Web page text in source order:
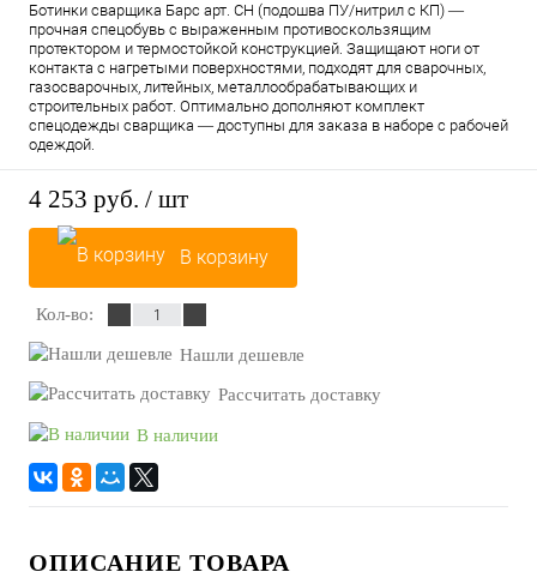
Ботинки сварщика Барс арт. СН (подошва ПУ/нитрил с КП) —
прочная спецобувь с выраженным противоскользящим
протектором и термостойкой конструкцией. Защищают ноги от
контакта с нагретыми поверхностями, подходят для сварочных,
газосварочных, литейных, металлообрабатывающих и
строительных работ. Оптимально дополняют комплект
спецодежды сварщика — доступны для заказа в наборе с рабочей
одеждой.
4 253 руб. / шт
В корзину
Кол-во:
Нашли дешевле
Рассчитать доставку
В наличии
ОПИСАНИЕ ТОВАРА